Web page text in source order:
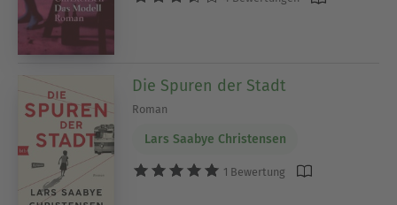
Die Spuren der Stadt
Roman
Lars Saabye Christensen
1 Bewertung